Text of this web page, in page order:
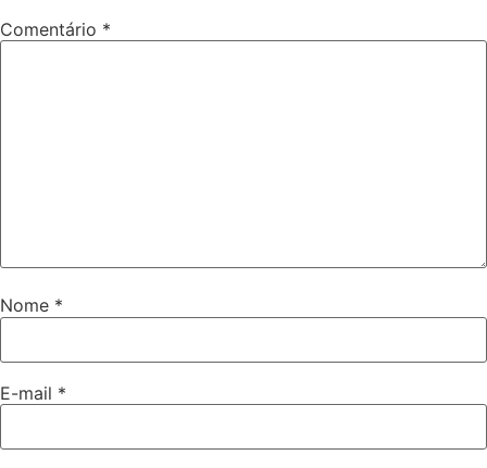
Comentário *
Nome *
E-mail *